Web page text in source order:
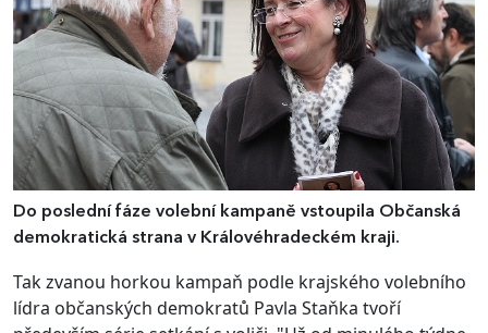
Do poslední fáze volební kampaně vstoupila Občanská
demokratická strana v Královéhradeckém kraji.
Tak zvanou horkou kampaň podle krajského volebního
lídra občanských demokratů Pavla Staňka tvoří